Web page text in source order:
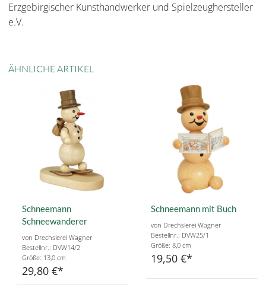
Erzgebirgischer Kunsthandwerker und Spielzeughersteller
e.V.
ÄHNLICHE ARTIKEL
Schneemann
Schneewanderer
von Drechslerei Wagner
Bestellnr.: DVW14/2
Größe: 13,0 cm
29,80 €
Schneemann mit Buch
von Drechslerei Wagner
Bestellnr.: DVW25/1
Größe: 8,0 cm
19,50 €